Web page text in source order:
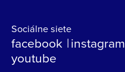
Sociálne siete
facebook instagram
youtube